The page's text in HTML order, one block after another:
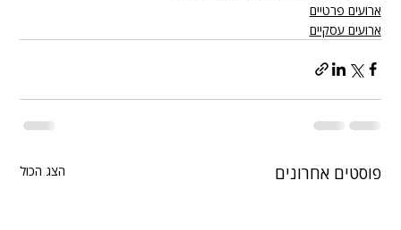
ארועים פרטיים
ארועים עסקיים
פוסטים אחרונים הצג הכול